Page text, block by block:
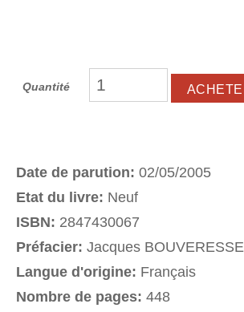
Quantité
Date de parution: 02/05/2005
Etat du livre: Neuf
ISBN: 2847430067
Préfacier: Jacques BOUVERESSE
Langue d'origine: Français
Nombre de pages: 448